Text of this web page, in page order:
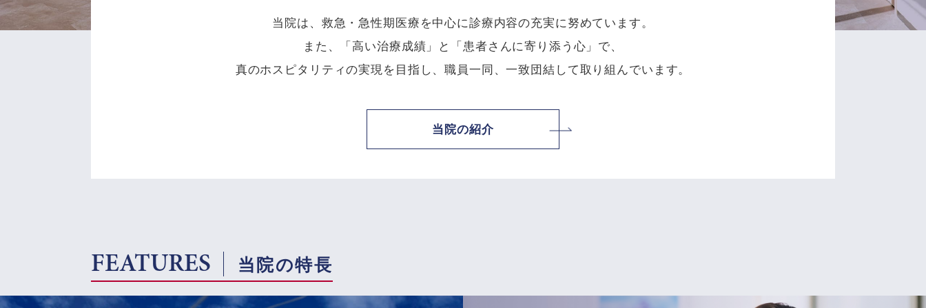
当院は、救急・急性期医療を中心に診療内容の充実に努めています。
また、「高い治療成績」と「患者さんに寄り添う心」で、
真のホスピタリティの実現を目指し、職員一同、一致団結して取り組んでいます。
当院の紹介
FEATURES 当院の特長